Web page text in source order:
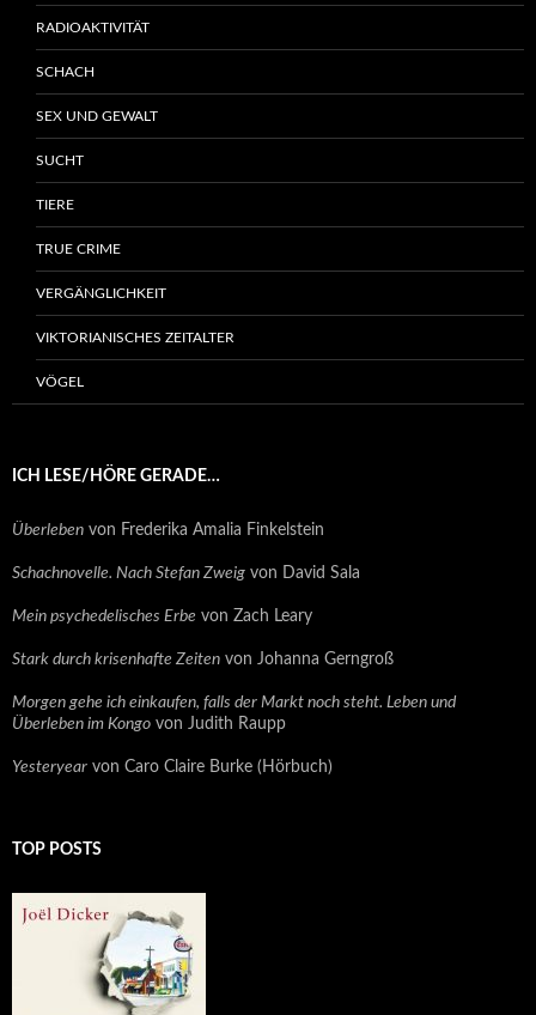
RADIOAKTIVITÄT
SCHACH
SEX UND GEWALT
SUCHT
TIERE
TRUE CRIME
VERGÄNGLICHKEIT
VIKTORIANISCHES ZEITALTER
VÖGEL
ICH LESE/HÖRE GERADE…
Überleben von Frederika Amalia Finkelstein
Schachnovelle. Nach Stefan Zweig von David Sala
Mein psychedelisches Erbe von Zach Leary
Stark durch krisenhafte Zeiten von Johanna Gerngroß
Morgen gehe ich einkaufen, falls der Markt noch steht. Leben und
Überleben im Kongo von Judith Raupp
Yesteryear von Caro Claire Burke (Hörbuch)
TOP POSTS